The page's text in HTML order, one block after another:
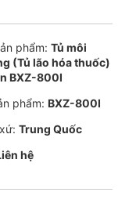
phẩm: Tủ môi
(Tủ lão hóa thuốc)
BXZ-800I
phẩm: BXZ-800I
Trung Quốc
hệ